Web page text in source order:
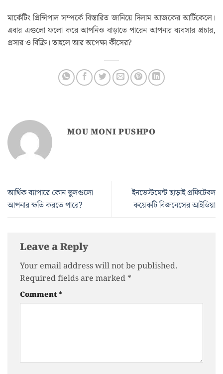
মার্কেটিং প্রিন্সিপাল সম্পর্কে বিস্তারিত জানিয়ে দিলাম আজকের আর্টিকেলে।
এবার এগুলো ফলো করে আপনিও বাড়াতে পারেন আপনার ব্যবসার প্রচার,
প্রসার ও বিক্রি। তাহলে আর অপেক্ষা কীসের?
MOU MONI PUSHPO
আর্থিক ব্যাপারে কোন ভুলগুলো
আপনার ক্ষতি করতে পারে?
ইনভেস্টমেন্ট ছাড়াই প্রফিটেবল
কয়েকটি বিজনেসের আইডিয়া
Leave a Reply
Your email address will not be published.
Required fields are marked *
Comment*